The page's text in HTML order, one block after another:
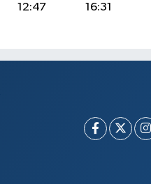
12:47 16:31